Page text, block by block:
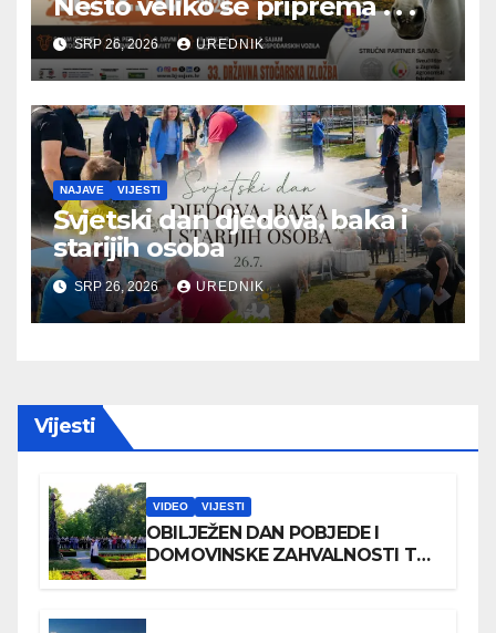
SRP 26, 2026 UREDNIK
NAJAVE VIJESTI
Svjetski dan djedova, baka i
starijih osoba
SRP 26, 2026 UREDNIK
Vijesti
VIDEO VIJESTI
OBILJEŽEN DAN POBJEDE I
DOMOVINSKE ZAHVALNOSTI TE